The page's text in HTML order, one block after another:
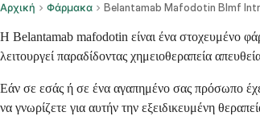
Αρχική Φάρμακα Belantamab Mafodotin Blmf
Η Belantamab mafodotin είναι ένα στοχευμένο
λειτουργεί παραδίδοντας χημειοθεραπεία
Εάν σε εσάς ή σε ένα αγαπημένο σας πρόσωπο
να γνωρίζετε για αυτήν την εξειδικευμένη